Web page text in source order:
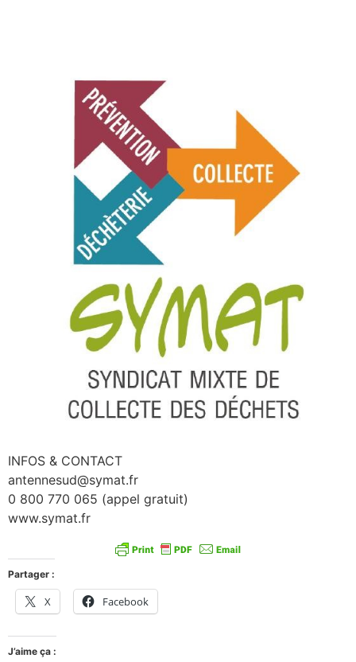
INFOS & CONTACT
antennesud@symat.fr
0 800 770 065 (appel gratuit)
www.symat.fr
Partager :
X Facebook
J’aime ça :